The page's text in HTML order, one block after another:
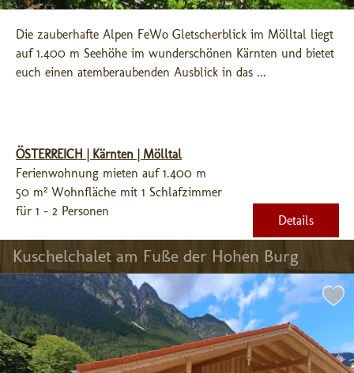
Die zauberhafte Alpen FeWo Gletscherblick im Mölltal liegt
auf 1.400 m Seehöhe im wunderschönen Kärnten und bietet
euch einen atemberaubenden Ausblick in das ...
ÖSTERREICH | Kärnten | Mölltal
Ferienwohnung mieten auf 1.400 m
50 m² Wohnfläche mit 1 Schlafzimmer
für 1 - 2 Personen
Details
Kuschelchalet am Fuße der Hohen Burg